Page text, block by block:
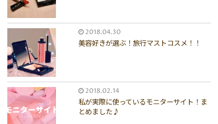
2018.04.30
美容好きが選ぶ！旅行マストコスメ！！
2018.02.14
私が実際に使っているモニターサイト！ま
とめました♪